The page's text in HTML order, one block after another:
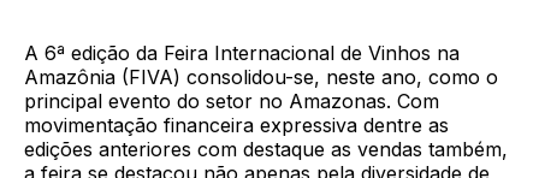
A 6ª edição da Feira Internacional de Vinhos na
Amazônia (FIVA) consolidou-se, neste ano, como o
principal evento do setor no Amazonas. Com
movimentação financeira expressiva dentre as
edições anteriores com destaque as vendas também,